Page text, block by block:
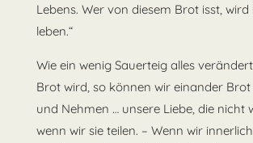
Lebens. Wer von diesem Brot isst, wird
leben.“
Wie ein wenig Sauerteig alles
Brot wird, so können wir einander Brot
und Nehmen … unsere Liebe, die nicht
wenn wir sie teilen. – Wenn wir